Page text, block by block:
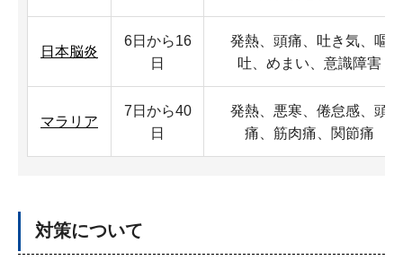
日本脳炎
6日から16
日
発熱、頭痛、吐き気、嘔
吐、めまい、意識障害
マラリア
7日から40
日
発熱、悪寒、倦怠感、頭
痛、筋肉痛、関節痛
対策について